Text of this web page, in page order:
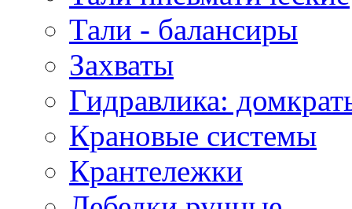
Тали - балансиры
Захваты
Гидравлика:
Крановые системы
Крантележки